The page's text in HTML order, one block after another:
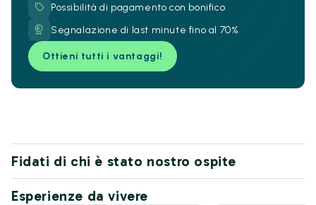
Possibilità di pagamento con bonifico
Segnalazione di last minute fino al 70%
Ottieni tutti i vantaggi!
Fidati di chi è stato nostro ospite
Esperienze da vivere